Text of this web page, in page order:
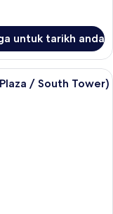
untuk tarikh anda
peti besi dalam bilik,
/ South Tower)